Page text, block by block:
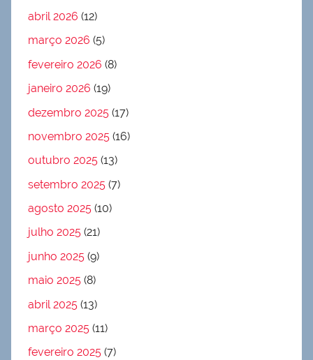
abril 2026 (12)
março 2026 (5)
fevereiro 2026 (8)
janeiro 2026 (19)
dezembro 2025 (17)
novembro 2025 (16)
outubro 2025 (13)
setembro 2025 (7)
agosto 2025 (10)
julho 2025 (21)
junho 2025 (9)
maio 2025 (8)
abril 2025 (13)
março 2025 (11)
fevereiro 2025 (7)